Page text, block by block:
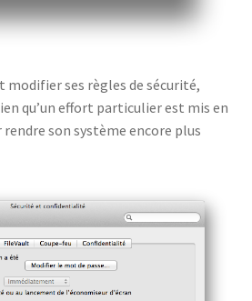
ses règles de sécurité,
qu’un effort particulier est mis en
son système encore plus